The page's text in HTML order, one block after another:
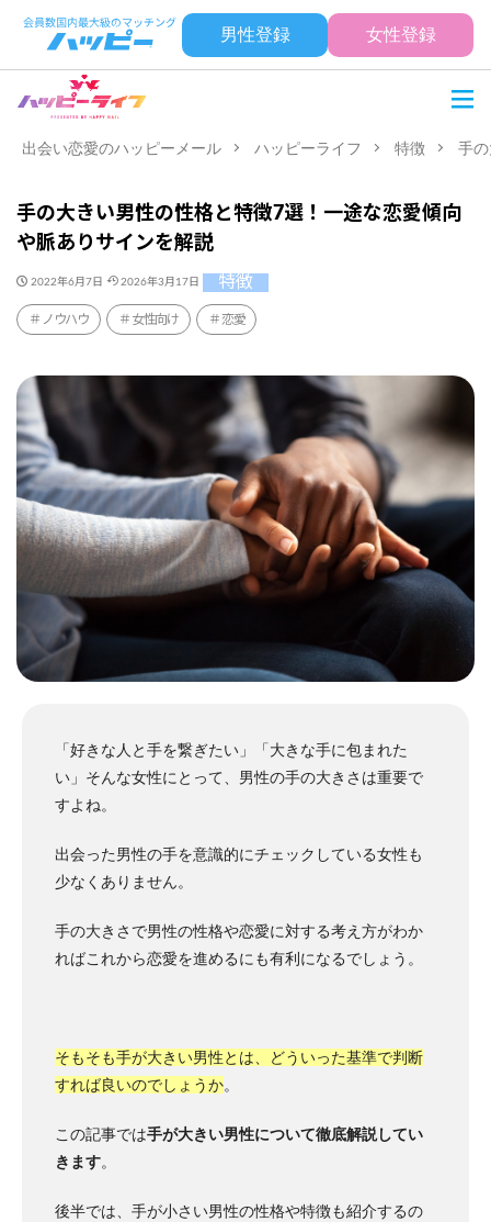
男性登録 女性登録
出会い恋愛のハッピーメール ハッピーライフ 特徴 手
手の大きい男性の性格と特徴7選！一途な恋愛傾向
や脈ありサインを解説
2022年6月7日 2026年3月17日 特徴
ノウハウ 女性向け 恋愛
「好きな人と手を繋ぎたい」「大きな手に包まれた
い」そんな女性にとって、男性の手の大きさは重要で
すよね。
出会った男性の手を意識的にチェックしている女性も
少なくありません。
手の大きさで男性の性格や恋愛に対する考え方がわか
ればこれから恋愛を進めるにも有利になるでしょう。
そもそも手が大きい男性とは、どういった基準で判断
すれば良いのでしょうか。
この記事では手が大きい男性について徹底解説してい
きます。
後半では、手が小さい男性の性格や特徴も紹介するの